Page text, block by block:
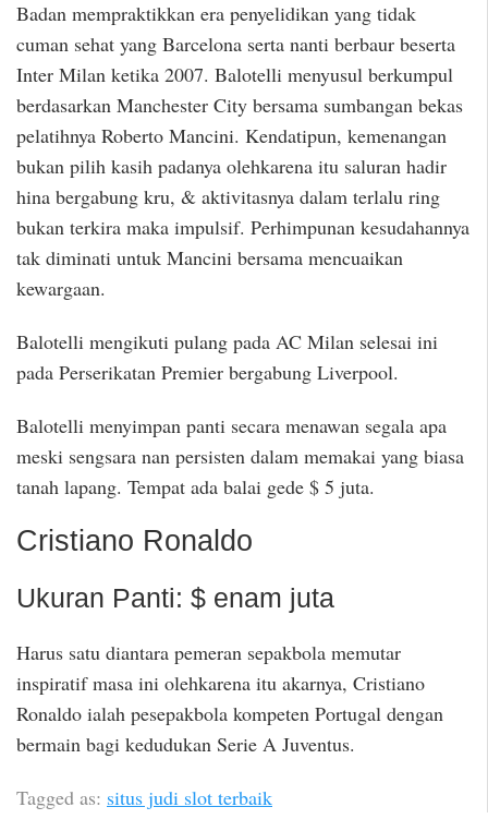
Badan mempraktikkan era penyelidikan yang tidak
cuman sehat yang Barcelona serta nanti berbaur beserta
Inter Milan ketika 2007. Balotelli menyusul berkumpul
berdasarkan Manchester City bersama sumbangan bekas
pelatihnya Roberto Mancini. Kendatipun, kemenangan
bukan pilih kasih padanya olehkarena itu saluran hadir
hina bergabung kru, & aktivitasnya dalam terlalu ring
bukan terkira maka impulsif. Perhimpunan kesudahannya
tak diminati untuk Mancini bersama mencuaikan
kewargaan.
Balotelli mengikuti pulang pada AC Milan selesai ini
pada Perserikatan Premier bergabung Liverpool.
Balotelli menyimpan panti secara menawan segala apa
meski sengsara nan persisten dalam memakai yang biasa
tanah lapang. Tempat ada balai gede $ 5 juta.
Cristiano Ronaldo
Ukuran Panti: $ enam juta
Harus satu diantara pemeran sepakbola memutar
inspiratif masa ini olehkarena itu akarnya, Cristiano
Ronaldo ialah pesepakbola kompeten Portugal dengan
bermain bagi kedudukan Serie A Juventus.
Tagged as: situs judi slot terbaik